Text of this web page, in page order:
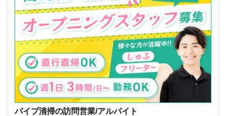
パイプ清掃の訪問営業/アルバイト